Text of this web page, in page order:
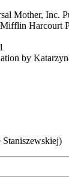
Mother, Inc.
Harcourt
by